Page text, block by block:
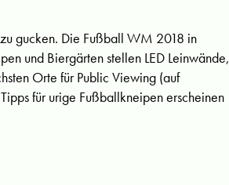
zu gucken. Die Fußball WM 2018 in
und Biergärten stellen LED Leinwände,
Orte für Public Viewing (auf
für urige Fußballkneipen erscheinen